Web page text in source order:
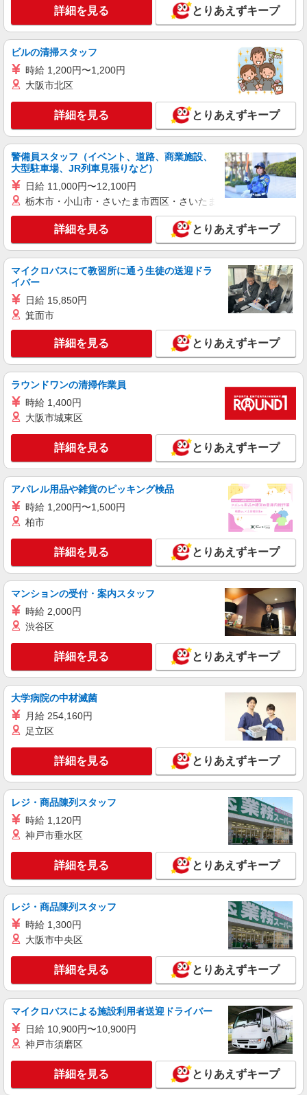
詳細を見る とりあえずキープ
ビルの清掃スタッフ
時給 1,200円〜1,200円
大阪市北区
詳細を見る とりあえずキープ
警備員スタッフ（イベント、道路、商業施設、
大型駐車場、JR列車見張りなど）
日給 11,000円〜12,100円
栃木市・小山市・さいたま市西区・さいたま市岩槻区・久喜市・
詳細を見る とりあえずキープ
マイクロバスにて教習所に通う生徒の送迎ドラ
イバー
日給 15,850円
箕面市
詳細を見る とりあえずキープ
ラウンドワンの清掃作業員
時給 1,400円
大阪市城東区
詳細を見る とりあえずキープ
アパレル用品や雑貨のピッキング検品
時給 1,200円〜1,500円
柏市
詳細を見る とりあえずキープ
マンションの受付・案内スタッフ
時給 2,000円
渋谷区
詳細を見る とりあえずキープ
大学病院の中材滅菌
月給 254,160円
足立区
詳細を見る とりあえずキープ
レジ・商品陳列スタッフ
時給 1,120円
神戸市垂水区
詳細を見る とりあえずキープ
レジ・商品陳列スタッフ
時給 1,300円
大阪市中央区
詳細を見る とりあえずキープ
マイクロバスによる施設利用者送迎ドライバー
日給 10,900円〜10,900円
神戸市須磨区
詳細を見る とりあえずキープ